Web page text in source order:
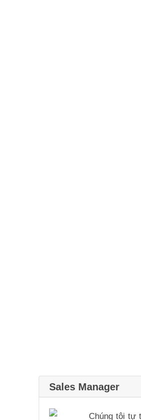
Sales Manager
Chúng tôi tự